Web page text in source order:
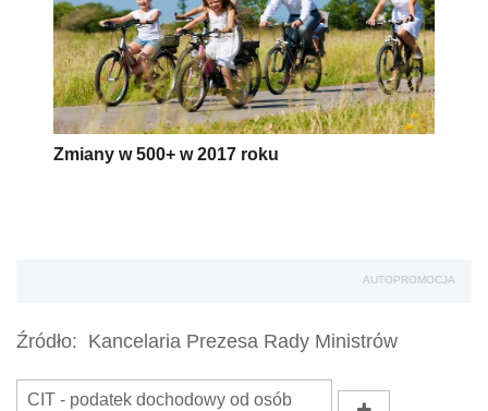
Zmiany w 500+ w 2017 roku
AUTOPROMOCJA
Źródło: Kancelaria Prezesa Rady Ministrów
CIT - podatek dochodowy od osób